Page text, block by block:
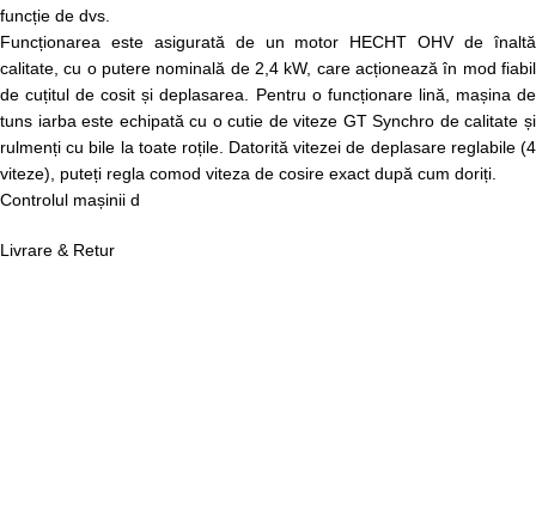
funcție de dvs.
Funcționarea este asigurată de un motor HECHT OHV de înaltă
calitate, cu o putere nominală de 2,4 kW, care acționează în mod fiabil
de cuțitul de cosit și deplasarea. Pentru o funcționare lină, mașina de
tuns iarba este echipată cu o cutie de viteze GT Synchro de calitate și
rulmenți cu bile la toate roțile. Datorită vitezei de deplasare reglabile (4
viteze), puteți regla comod viteza de cosire exact după cum doriți.
Controlul mașinii d
Livrare & Retur